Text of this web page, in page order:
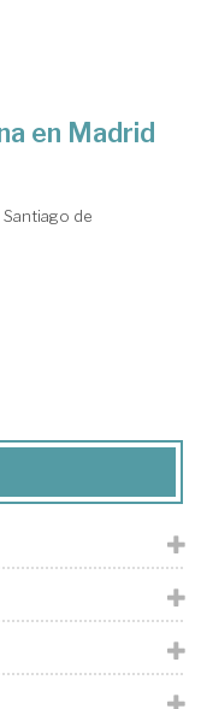
en Madrid
de